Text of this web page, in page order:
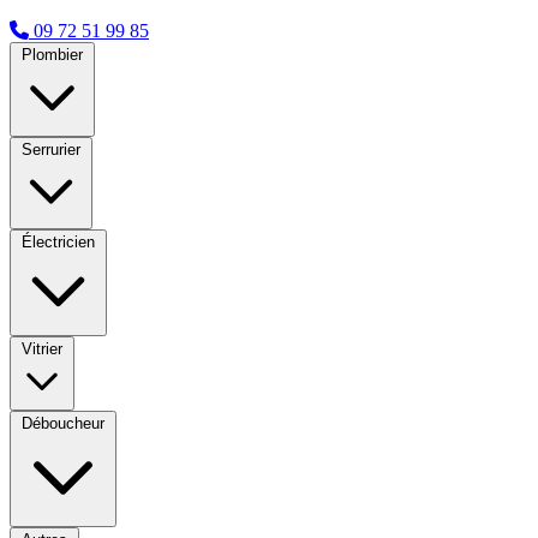
09 72 51 99 85
Plombier
Serrurier
Électricien
Vitrier
Déboucheur